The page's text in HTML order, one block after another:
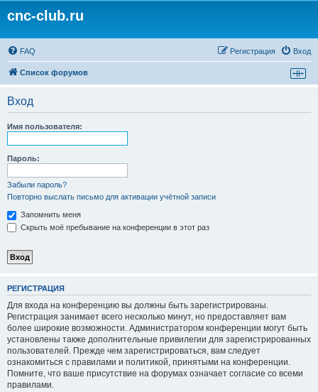
cnc-club.ru
FAQ Вход
Регистрация
Список форумов
Вход
Имя пользователя:
Пароль:
Забыли пароль?
Повторно выслать письмо для активации учётной записи
Запомнить меня
Скрыть моё пребывание на конференции в этот раз
РЕГИСТРАЦИЯ
Для входа на конференцию вы должны быть зарегистрированы.
Регистрация занимает всего несколько минут, но предоставляет вам
более широкие возможности. Администратором конференции могут быть
установлены также дополнительные привилегии для зарегистрированных
пользователей. Прежде чем зарегистрироваться, вам следует
ознакомиться с правилами и политикой, принятыми на конференции.
Помните, что ваше присутствие на форумах означает согласие со всеми
правилами.